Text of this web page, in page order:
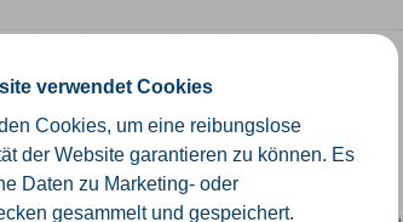
verwendet Cookies
Cookies, um eine reibungslose
der Website garantieren zu können. Es
Daten zu Marketing- oder
gesammelt und gespeichert.
im Kreis Gütersloh